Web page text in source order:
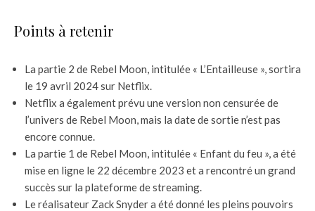
Points à retenir
La partie 2 de Rebel Moon, intitulée « L’Entailleuse », sortira
le 19 avril 2024 sur Netflix.
Netflix a également prévu une version non censurée de
l’univers de Rebel Moon, mais la date de sortie n’est pas
encore connue.
La partie 1 de Rebel Moon, intitulée « Enfant du feu », a été
mise en ligne le 22 décembre 2023 et a rencontré un grand
succès sur la plateforme de streaming.
Le réalisateur Zack Snyder a été donné les pleins pouvoirs